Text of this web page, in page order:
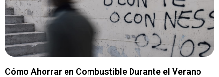
Cómo Ahorrar en Combustible Durante el Verano